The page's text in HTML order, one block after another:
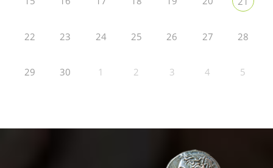
22 23 24 25 26 27 28
29 30 1 2 3 4 5